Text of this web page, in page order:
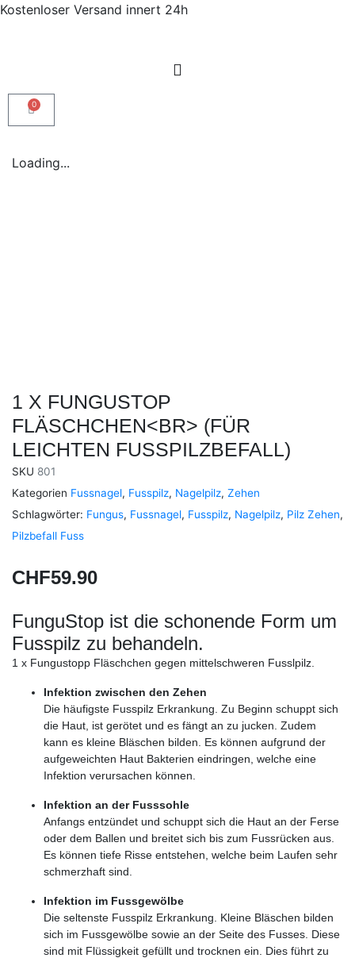
Kostenloser Versand innert 24h
0
Loading...
1 X FUNGUSTOP
FLÄSCHCHEN<BR> (FÜR
LEICHTEN FUSSPILZBEFALL)
SKU 801
Kategorien Fussnagel, Fusspilz, Nagelpilz, Zehen
Schlagwörter: Fungus, Fussnagel, Fusspilz, Nagelpilz, Pilz Zehen,
Pilzbefall Fuss
CHF59.90
FunguStop ist die schonende Form um
Fusspilz zu behandeln.
1 x Fungustopp Fläschchen gegen mittelschweren Fusslpilz.
Infektion zwischen den Zehen
Die häufigste Fusspilz Erkrankung. Zu Beginn schuppt sich
die Haut, ist gerötet und es fängt an zu jucken. Zudem
kann es kleine Bläschen bilden. Es können aufgrund der
aufgeweichten Haut Bakterien eindringen, welche eine
Infektion verursachen können.
Infektion an der Fusssohle
Anfangs entzündet und schuppt sich die Haut an der Ferse
oder dem Ballen und breitet sich bis zum Fussrücken aus.
Es können tiefe Risse entstehen, welche beim Laufen sehr
schmerzhaft sind.
Infektion im Fussgewölbe
Die seltenste Fusspilz Erkrankung. Kleine Bläschen bilden
sich im Fussgewölbe sowie an der Seite des Fusses. Diese
sind mit Flüssigkeit gefüllt und trocknen ein. Dies führt zu